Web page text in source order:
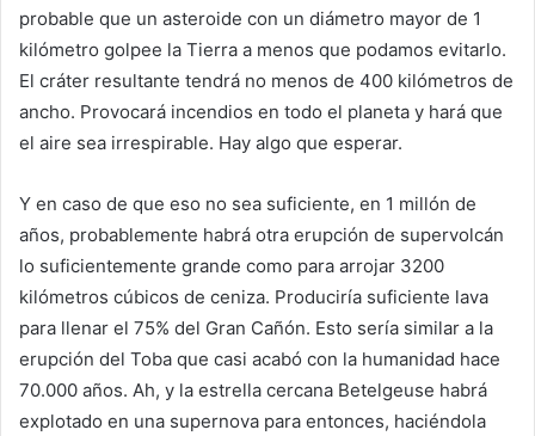
probable que un asteroide con un diámetro mayor de 1
kilómetro golpee la Tierra a menos que podamos evitarlo.
El cráter resultante tendrá no menos de 400 kilómetros de
ancho. Provocará incendios en todo el planeta y hará que
el aire sea irrespirable. Hay algo que esperar.
Y en caso de que eso no sea suficiente, en 1 millón de
años, probablemente habrá otra erupción de supervolcán
lo suficientemente grande como para arrojar 3200
kilómetros cúbicos de ceniza. Produciría suficiente lava
para llenar el 75% del Gran Cañón. Esto sería similar a la
erupción del Toba que casi acabó con la humanidad hace
70.000 años. Ah, y la estrella cercana Betelgeuse habrá
explotado en una supernova para entonces, haciéndola